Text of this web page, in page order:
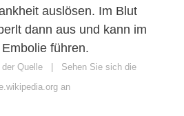
auslösen. Im Blut
dann aus und kann im
führen.
Quelle | Sehen Sie sich die
an